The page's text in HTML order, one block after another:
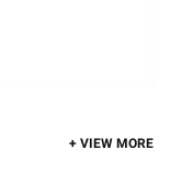
+ VIEW MORE